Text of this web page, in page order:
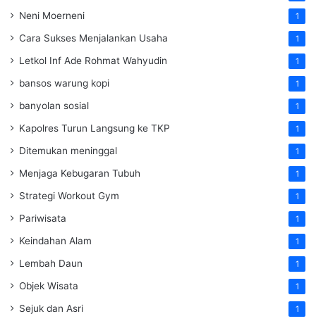
Neni Moerneni 1
Cara Sukses Menjalankan Usaha 1
Letkol Inf Ade Rohmat Wahyudin 1
bansos warung kopi 1
banyolan sosial 1
Kapolres Turun Langsung ke TKP 1
Ditemukan meninggal 1
Menjaga Kebugaran Tubuh 1
Strategi Workout Gym 1
Pariwisata 1
Keindahan Alam 1
Lembah Daun 1
Objek Wisata 1
Sejuk dan Asri 1